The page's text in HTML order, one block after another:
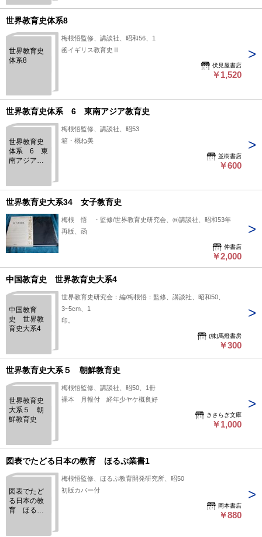
世界教育史体系8
世界教育史
体系8
梅根悟監修、講談社、昭和56、1
函イギリス教育史Ⅱ
伏見屋書店
￥1,520
世界教育史体系 6 東南アジア教育史
世界教育史
体系 6 東
南アジア教
梅根悟監修、講談社、昭53
箱・概ね美
並樹書店
￥600
世界教育史大系34 女子教育史
梅根 悟 ・監修/世界教育史研究会、㈱講談社、昭和53年
再版、函
仲書店
￥2,000
中国教育史 世界教育史大系4
中国教育
史 世界教
育史大系4
世界教育史研究会：編/梅根悟：監修、講談社、昭和50、
3~5cm、1
印。
(株)馬燈書房
￥300
世界教育史大系５ 朝鮮教育史
世界教育史
大系５ 朝
鮮教育史
梅根悟監修、講談社、昭50、1冊
裸本 月報付 経年少ヤケ概良好
きさらぎ文庫
￥1,000
図表でたどる日本の教育 ほるぷ業書1
図表でたど
る日本の教
育 ほるぷ
梅根悟監修、ほるぷ教育開発研究所、昭50
初版カバー付
岡本書店
￥880